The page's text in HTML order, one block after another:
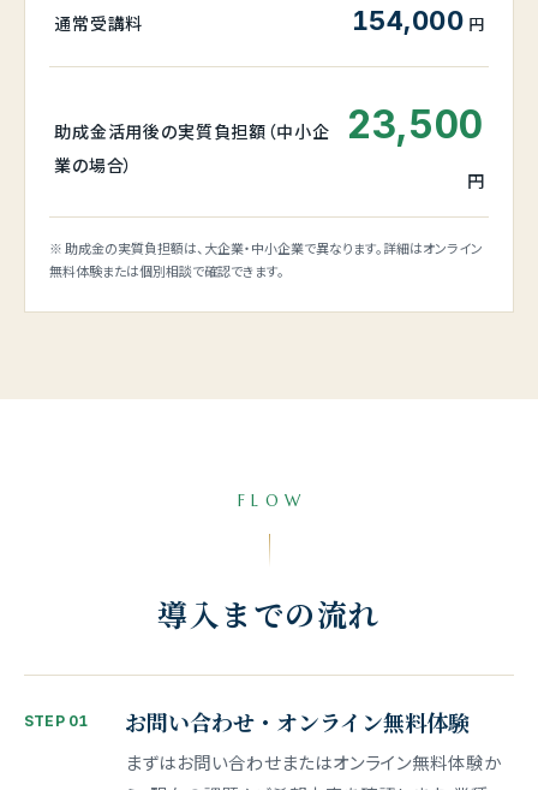
通常受講料 154,000 円
助成金活用後の実質負担額（中小企
業の場合）
23,500
円
※ 助成金の実質負担額は、大企業・中小企業で異なります。詳細はオンライン
無料体験または個別相談で確認できます。
FLOW
導入までの流れ
STEP 01 お問い合わせ・オンライン無料体験
まずはお問い合わせまたはオンライン無料体験か